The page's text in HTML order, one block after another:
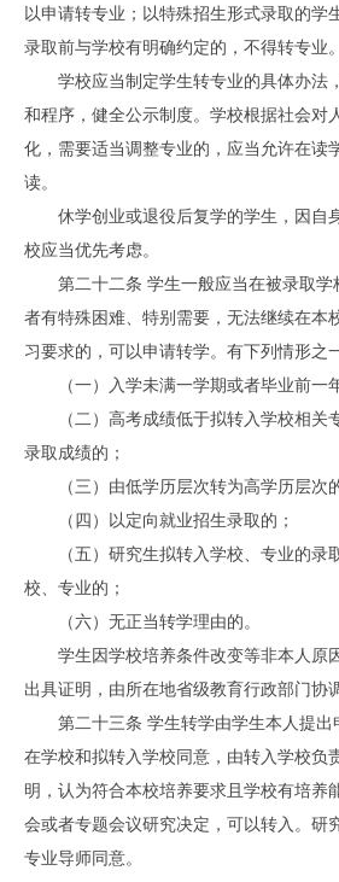
以申请转专业；以特殊招生形式录取的学
录取前与学校有明确约定的，不得转专业。
学校应当制定学生转专业的具体办法
和程序，健全公示制度。学校根据社会对
化，需要适当调整专业的，应当允许在读
读。
休学创业或退役后复学的学生，因自
校应当优先考虑。
第二十二条 学生一般应当在被录取学
者有特殊困难、特别需要，无法继续在本
习要求的，可以申请转学。有下列情形之
（一）入学未满一学期或者毕业前一
（二）高考成绩低于拟转入学校相关
录取成绩的；
（三）由低学历层次转为高学历层次
（四）以定向就业招生录取的；
（五）研究生拟转入学校、专业的录
校、专业的；
（六）无正当转学理由的。
学生因学校培养条件改变等非本人原
出具证明，由所在地省级教育行政部门协
第二十三条 学生转学由学生本人提出
在学校和拟转入学校同意，由转入学校负
明，认为符合本校培养要求且学校有培养
会或者专题会议研究决定，可以转入。研
专业导师同意。